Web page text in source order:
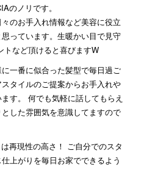
のノリです。
のお手入れ情報など美容に役立
っています。生暖かい目で見守
トなど頂けると喜びますW
一番に似合った髪型で毎日過ご
タイルのご提案からお手入れや
す。 何でも気軽に話してもらえ
した雰囲気を意識してますので
再現性の高さ！ ご自分でのスタ
上がりを毎日お家でできるよう